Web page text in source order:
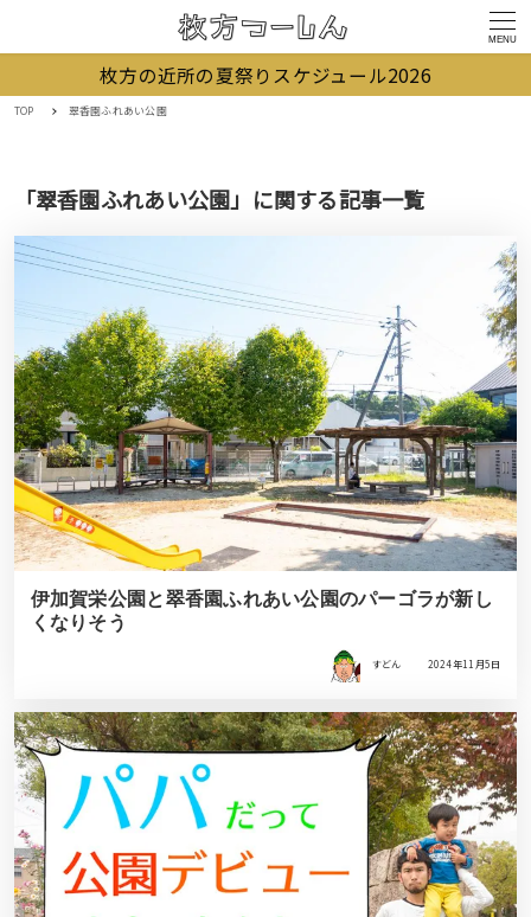
MENU
枚方の近所の夏祭りスケジュール2026
TOP 翠香園ふれあい公園
「翠香園ふれあい公園」に関する記事一覧
伊加賀栄公園と翠香園ふれあい公園のパーゴラが新し
くなりそう
すどん 2024年11月5日